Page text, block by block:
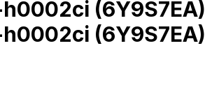
(6Y9S7EA)
(6Y9S7EA)